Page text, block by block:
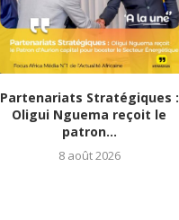
Partenariats Stratégiques :
Oligui Nguema reçoit le
patron...
8 août 2026